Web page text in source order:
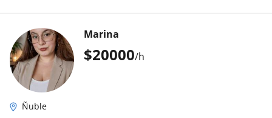
$20000/h
Marina
Ñuble